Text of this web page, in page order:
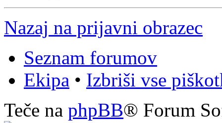
Nazaj na prijavni obrazec
Seznam forumov
Ekipa • Izbriši vse
Teče na phpBB® Forum